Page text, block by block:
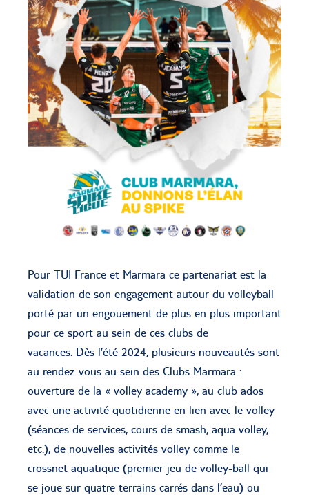
Pour TUI France et Marmara ce partenariat est la
validation de son engagement autour du volleyball
porté par un engouement de plus en plus important
pour ce sport au sein de ces clubs de
vacances. Dès l’été 2024, plusieurs nouveautés sont
au rendez-vous au sein des Clubs Marmara :
ouverture de la « volley academy », au club ados
avec une activité quotidienne en lien avec le volley
(séances de services, cours de smash, aqua volley,
etc.), de nouvelles activités volley comme le
crossnet aquatique (premier jeu de volley-ball qui
se joue sur quatre terrains carrés dans l’eau) ou